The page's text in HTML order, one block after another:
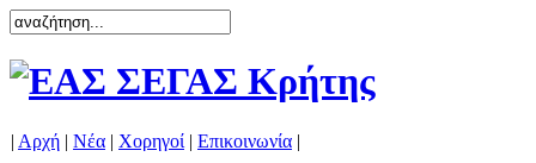
| Αρχή | Νέα | Χορηγοί | Επικοινωνία |